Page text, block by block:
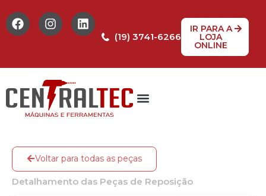
(19) 3741-6266
IR PARA A
LOJA
ONLINE
Voltar para todas as peças
Detalhamento das Peças de Reposição